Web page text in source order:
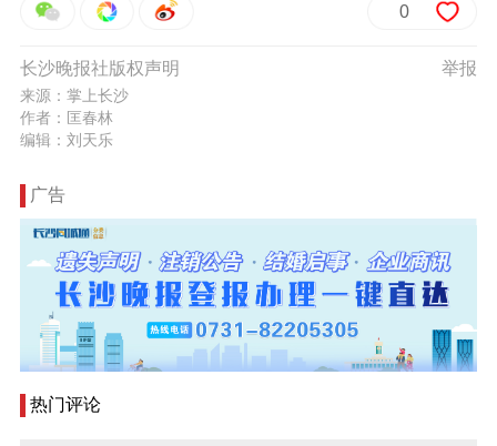
0
举报
长沙晚报社版权声明
来源：掌上长沙
作者：匡春林
编辑：刘天乐
广告
热门评论